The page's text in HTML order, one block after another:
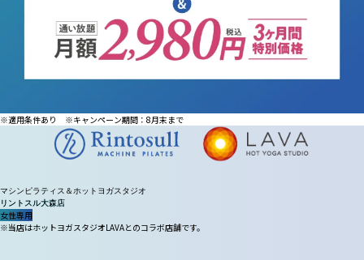
※適用条件あり ※キャンペーン期間：8月末まで
マシンピラティス＆ホットヨガスタジオ
リントスル大森店
女性専用
※当店はホットヨガスタジオLAVAとのコラボ店舗です。